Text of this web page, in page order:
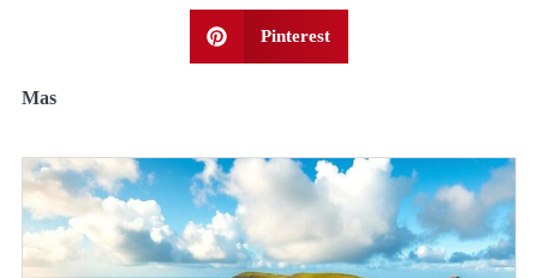
Pinterest
Mas